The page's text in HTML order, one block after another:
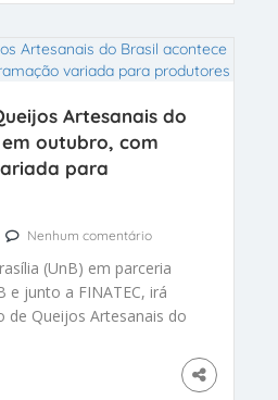
Artesanais do
outubro, com
para
Nenhum comentário
(UnB) em parceria
e junto a FINATEC, irá
de Queijos Artesanais do
Que conta com
para os produtores